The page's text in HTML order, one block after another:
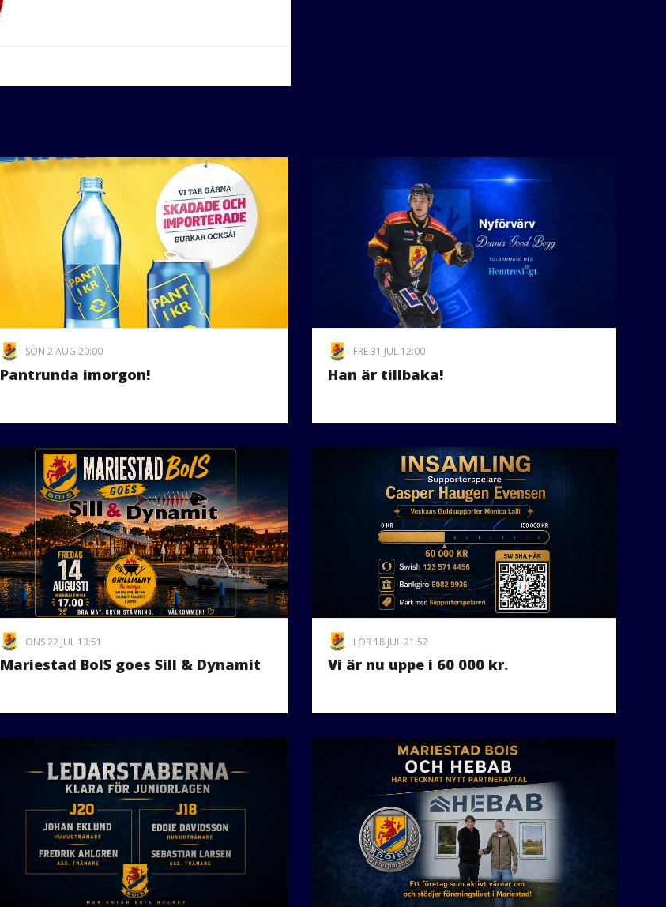
SÖN 2 AUG 20:00
Pantrunda imorgon!
FRE 31 JUL 12:00
Han är tillbaka!
ONS 22 JUL 13:51
Mariestad BoIS goes Sill & Dynamit
LÖR 18 JUL 21:52
Vi är nu uppe i 60 000 kr.